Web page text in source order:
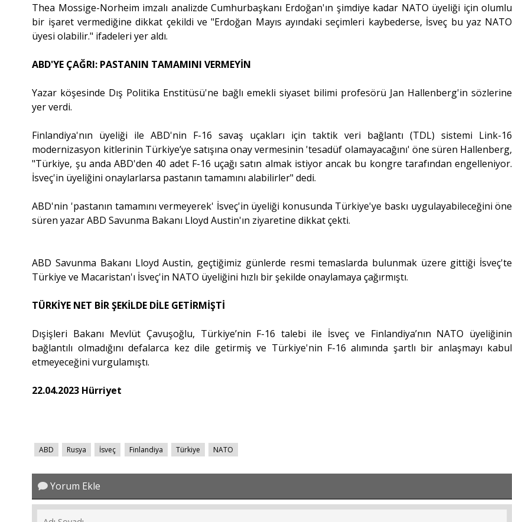
Thea Mossige-Norheim imzalı analizde Cumhurbaşkanı Erdoğan'ın şimdiye kadar NATO üyeliği için olumlu
bir işaret vermediğine dikkat çekildi ve "Erdoğan Mayıs ayındaki seçimleri kaybederse, İsveç bu yaz NATO
üyesi olabilir." ifadeleri yer aldı.
ABD'YE ÇAĞRI: PASTANIN TAMAMINI VERMEYİN
Yazar köşesinde Dış Politika Enstitüsü'ne bağlı emekli siyaset bilimi profesörü Jan Hallenberg'in sözlerine
yer verdi.
Finlandiya'nın üyeliği ile ABD'nin F-16 savaş uçakları için taktik veri bağlantı (TDL) sistemi Link-16
modernizasyon kitlerinin Türkiye’ye satışına onay vermesinin 'tesadüf olamayacağını' öne süren Hallenberg,
"Türkiye, şu anda ABD'den 40 adet F-16 uçağı satın almak istiyor ancak bu kongre tarafından engelleniyor.
İsveç'in üyeliğini onaylarlarsa pastanın tamamını alabilirler" dedi.
ABD'nin 'pastanın tamamını vermeyerek' İsveç'in üyeliği konusunda Türkiye'ye baskı uygulayabileceğini öne
süren yazar ABD Savunma Bakanı Lloyd Austin'ın ziyaretine dikkat çekti.
ABD Savunma Bakanı Lloyd Austin, geçtiğimiz günlerde resmi temaslarda bulunmak üzere gittiği İsveç'te
Türkiye ve Macaristan'ı İsveç'in NATO üyeliğini hızlı bir şekilde onaylamaya çağırmıştı.
TÜRKİYE NET BİR ŞEKİLDE DİLE GETİRMİŞTİ
Dışişleri Bakanı Mevlüt Çavuşoğlu, Türkiye’nin F-16 talebi ile İsveç ve Finlandiya’nın NATO üyeliğinin
bağlantılı olmadığını defalarca kez dile getirmiş ve Türkiye'nin F-16 alımında şartlı bir anlaşmayı kabul
etmeyeceğini vurgulamıştı.
22.04.2023 Hürriyet
ABD Rusya İsveç Finlandiya Türkiye NATO
Yorum Ekle